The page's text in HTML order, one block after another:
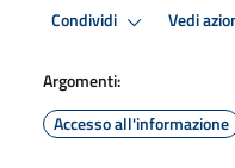
Condividi Vedi
Argomenti:
Accesso all'informazione